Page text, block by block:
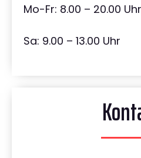
Mo-Fr: 8.00 – 20.00 Uhr
Sa: 9.00 – 13.00 Uhr